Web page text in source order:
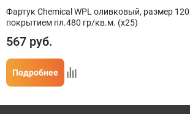
Фартук Chemical WPL оливковый, размер
покрытием пл.480 гр/кв.м. (х25)
567 руб.
Подробнее